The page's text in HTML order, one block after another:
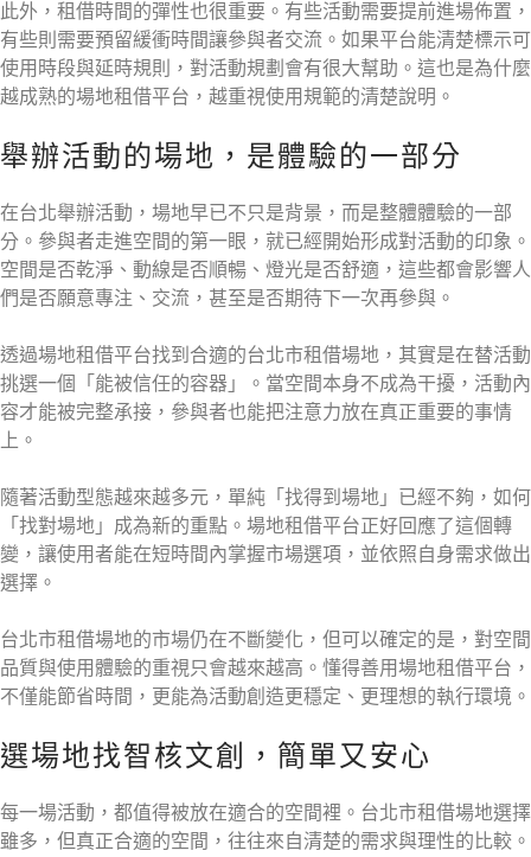
此外，租借時間的彈性也很重要。有些活動需要提前進場佈置，
有些則需要預留緩衝時間讓參與者交流。如果平台能清楚標示可
使用時段與延時規則，對活動規劃會有很大幫助。這也是為什麼
越成熟的場地租借平台，越重視使用規範的清楚說明。
舉辦活動的場地，是體驗的一部分
在台北舉辦活動，場地早已不只是背景，而是整體體驗的一部
分。參與者走進空間的第一眼，就已經開始形成對活動的印象。
空間是否乾淨、動線是否順暢、燈光是否舒適，這些都會影響人
們是否願意專注、交流，甚至是否期待下一次再參與。
透過場地租借平台找到合適的台北市租借場地，其實是在替活動
挑選一個「能被信任的容器」。當空間本身不成為干擾，活動內
容才能被完整承接，參與者也能把注意力放在真正重要的事情
上。
隨著活動型態越來越多元，單純「找得到場地」已經不夠，如何
「找對場地」成為新的重點。場地租借平台正好回應了這個轉
變，讓使用者能在短時間內掌握市場選項，並依照自身需求做出
選擇。
台北市租借場地的市場仍在不斷變化，但可以確定的是，對空間
品質與使用體驗的重視只會越來越高。懂得善用場地租借平台，
不僅能節省時間，更能為活動創造更穩定、更理想的執行環境。
選場地找智核文創，簡單又安心
每一場活動，都值得被放在適合的空間裡。台北市租借場地選擇
雖多，但真正合適的空間，往往來自清楚的需求與理性的比較。